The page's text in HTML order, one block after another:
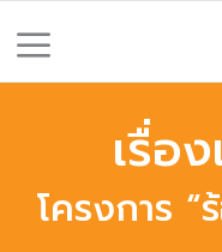
i
เรื่อ
โครงการ